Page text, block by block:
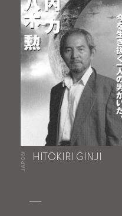
JAPON HITOKIRI GINJI